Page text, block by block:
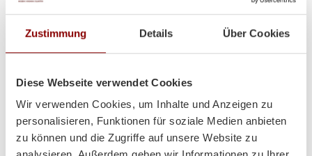
Zustimmung Details Über Cookies
Diese Webseite verwendet Cookies
Wir verwenden Cookies, um Inhalte und Anzeigen zu
personalisieren, Funktionen für soziale Medien anbieten
zu können und die Zugriffe auf unsere Website zu